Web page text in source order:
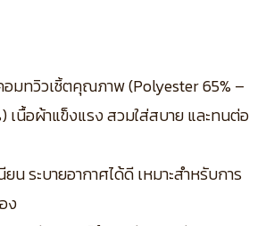
มทวิวเชิ้ตคุณภาพ (Polyester 65% –
เนื้อผ้าแข็งแรง สวมใส่สบาย และทนต่อ
น ระบายอากาศได้ดี เหมาะสำหรับการ
ง